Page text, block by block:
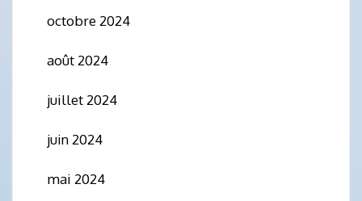
octobre 2024
août 2024
juillet 2024
juin 2024
mai 2024